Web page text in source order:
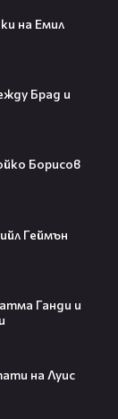
на Емил
Брад и
Борисов
Геймън
Ганди и
на Луис
по-късно
рождения
"САЩ
за